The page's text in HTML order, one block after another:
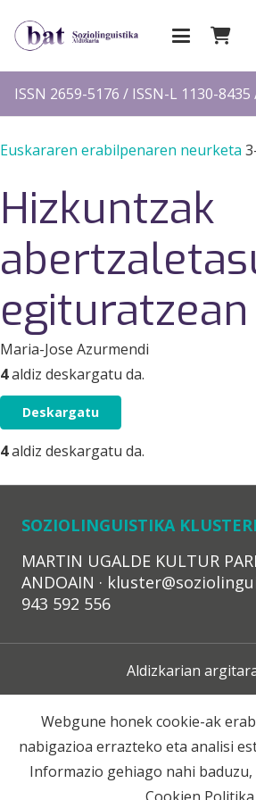
ISSN 2659-5176 / ISSN-L 1130-8435
Euskararen erabilpenaren neurketa
Hizkuntzak
egituratzean
Maria-Jose Azurmendi
4aldiz deskargatu da.
Deskargatu
4aldiz deskargatu da.
SOZIOLINGUISTIKA
MARTIN UGALDE KULTUR
ANDOAIN ·
943 592 556
Aldizkarian
Lege Oharra
Harpidetza
Webgune honek cookie-ak
nabigazioa errazteko eta analisi
Informazio gehiago nahi